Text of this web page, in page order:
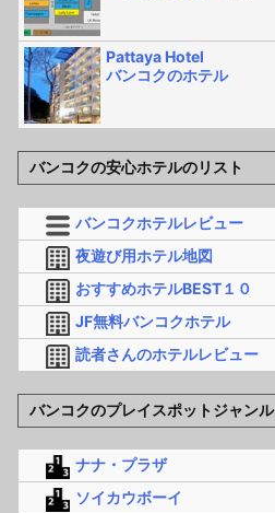
Pattaya Hotel
バンコクのホテル
バンコクの安心ホテルのリスト
バンコクホテルレビュー
夜遊び用ホテル地図
おすすめホテルBEST１０
JF無料バンコクホテル
読者さんのホテルレビュー
バンコクのプレイスポットジャンル
ナナ・プラザ
ソイカウボーイ